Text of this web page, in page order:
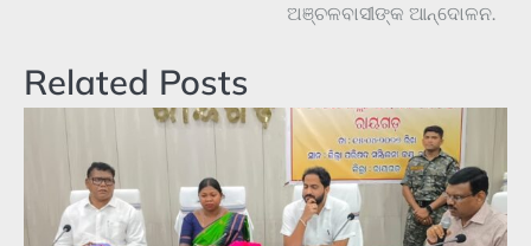
ଅଞ୍ଚଳବାସୀଙ୍କ ଆନ୍ଦୋଳନ.
Related Posts